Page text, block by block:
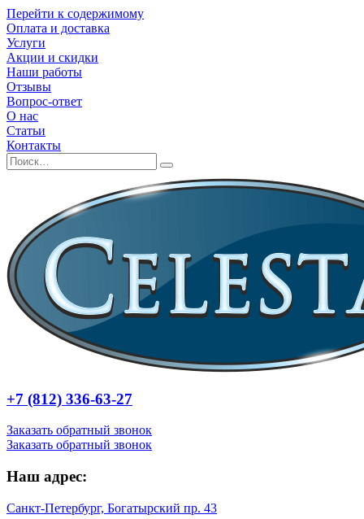
Перейти к содержимому
Оплата и доставка
Услуги
Акции и скидки
Наши работы
Отзывы
Вопрос-ответ
О нас
Статьи
Контакты
+7 (812) 336-63-27
Заказать обратный звонок
Заказать обратный звонок
Наш адрес:
Санкт-Петербург, Богатырский пр. 43